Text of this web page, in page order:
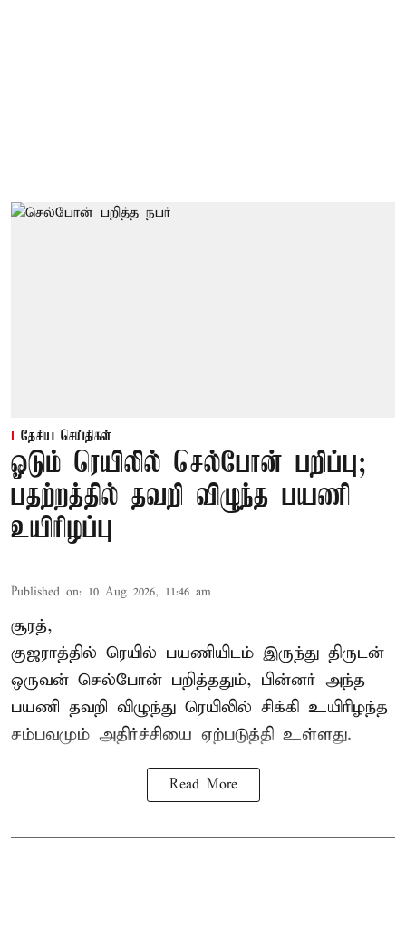
தேசிய செய்திகள்
ஓடும் ரெயிலில் செல்போன் பறிப்பு;
பதற்றத்தில் தவறி விழுந்த பயணி
உயிரிழப்பு
Published on: 10 Aug 2026, 11:46 am
சூரத்,
குஜராத்தில் ரெயில் பயணியிடம் இருந்து திருடன்
ஒருவன் செல்போன் பறித்ததும், பின்னர் அந்த
பயணி தவறி விழுந்து ரெயிலில் சிக்கி உயிரிழந்த
சம்பவமும் அதிர்ச்சியை ஏற்படுத்தி உள்ளது.
Read More